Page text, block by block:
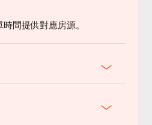
間提供對應房源。